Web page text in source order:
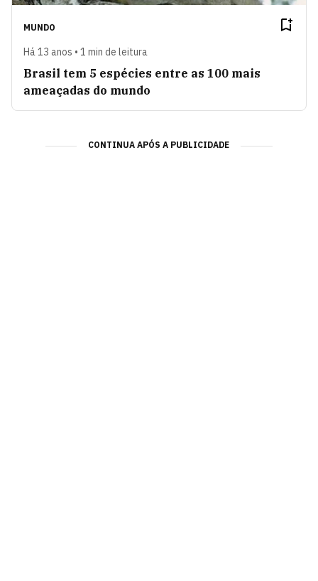
MUNDO
Há 13 anos • 1 min de leitura
Brasil tem 5 espécies entre as 100 mais
ameaçadas do mundo
CONTINUA APÓS A PUBLICIDADE